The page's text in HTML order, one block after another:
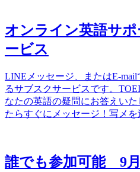
オンライン英語サ
ービス
LINEメッセージ、またはE-
るサブスクサービスです。
なたの英語の疑問にお答えい
たらすぐにメッセージ！写メを
誰でも参加可能 9